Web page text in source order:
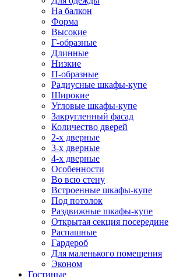
На балкон
Форма
Высокие
Г-образные
Длинные
Низкие
П-образные
Радиусные шкафы-купе
Широкие
Угловые шкафы-купе
Закругленный фасад
Количество дверей
2-х дверные
3-х дверные
4-х дверные
Особенности
Во всю стену
Встроенные шкафы-купе
Под потолок
Раздвижные шкафы-купе
Открытая секция посередине
Распашные
Гардероб
Для маленького помещения
Эконом
Гостиные